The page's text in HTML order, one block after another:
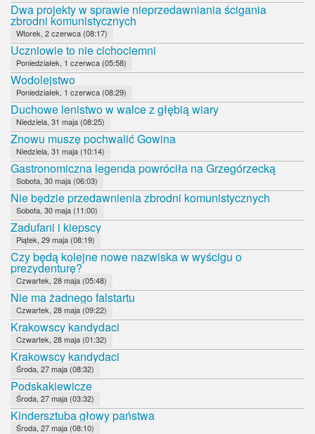
Dwa projekty w sprawie nieprzedawniania ścigania
zbrodni komunistycznych
Wtorek, 2 czerwca (08:17)
Uczniowie to nie cichociemni
Poniedziałek, 1 czerwca (05:58)
Wodolejstwo
Poniedziałek, 1 czerwca (08:29)
Duchowe lenistwo w walce z głębią wiary
Niedziela, 31 maja (08:25)
Znowu muszę pochwalić Gowina
Niedziela, 31 maja (10:14)
Gastronomiczna legenda powróciła na Grzegórzecką
Sobota, 30 maja (06:03)
Nie będzie przedawnienia zbrodni komunistycznych
Sobota, 30 maja (11:00)
Zadufani i kiepscy
Piątek, 29 maja (08:19)
Czy będą kolejne nowe nazwiska w wyścigu o
prezydenturę?
Czwartek, 28 maja (05:48)
Nie ma żadnego falstartu
Czwartek, 28 maja (09:22)
Krakowscy kandydaci
Czwartek, 28 maja (01:32)
Krakowscy kandydaci
Środa, 27 maja (08:32)
Podskakiewicze
Środa, 27 maja (03:32)
Kindersztuba głowy państwa
Środa, 27 maja (08:10)